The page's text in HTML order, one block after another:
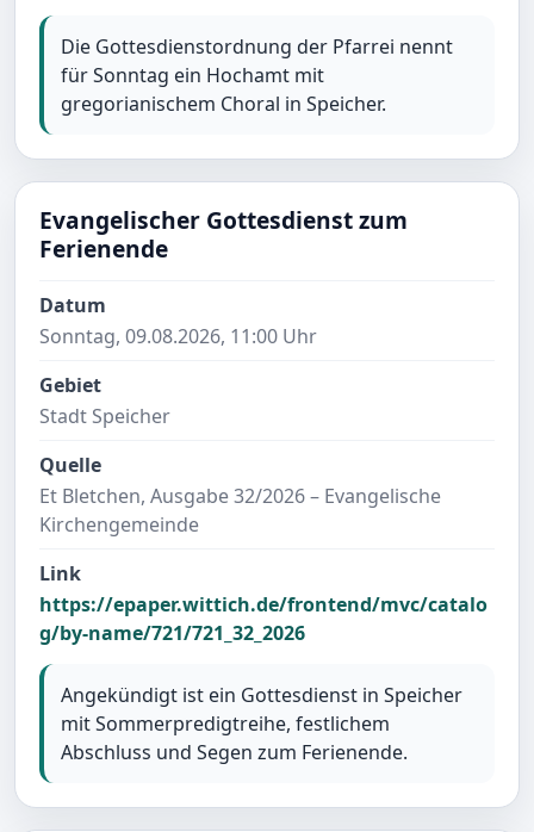
Die Gottesdienstordnung der Pfarrei nennt
für Sonntag ein Hochamt mit
gregorianischem Choral in Speicher.
Evangelischer Gottesdienst zum
Ferienende
Datum
Sonntag, 09.08.2026, 11:00 Uhr
Gebiet
Stadt Speicher
Quelle
Et Bletchen, Ausgabe 32/2026 – Evangelische
Kirchengemeinde
Link
https://epaper.wittich.de/frontend/mvc/catalo
g/by-name/721/721_32_2026
Angekündigt ist ein Gottesdienst in Speicher
mit Sommerpredigtreihe, festlichem
Abschluss und Segen zum Ferienende.